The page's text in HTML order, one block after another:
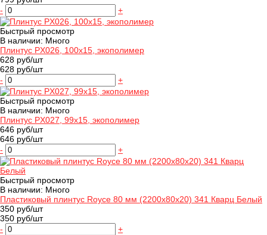
-
+
Быстрый просмотр
В наличии: Много
Плинтус PX026, 100х15, экополимер
628 руб/шт
628 руб/шт
-
+
Быстрый просмотр
В наличии: Много
Плинтус PX027, 99х15, экополимер
646 руб/шт
646 руб/шт
-
+
Быстрый просмотр
В наличии: Много
Пластиковый плинтус Royce 80 мм (2200x80x20) 341 Кварц Белый
350 руб/шт
350 руб/шт
-
+